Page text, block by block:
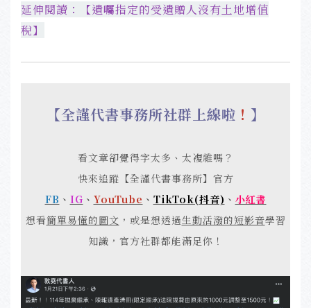
延伸閱讀：【遺囑指定的受遺贈人沒有土地增值
稅】
【全謹代書事務所社群上線啦 ！ 】
看文章卻覺得字太多、太複雜嗎？
快來追蹤【全謹代書事務所】官方
FB 、 IG 、 YouTube 、 TikTok(抖音) 、 小紅書
想看簡單易懂的圖文 ，或是想透過生動活潑的短影音學習
知識，官方社群都能滿足你！